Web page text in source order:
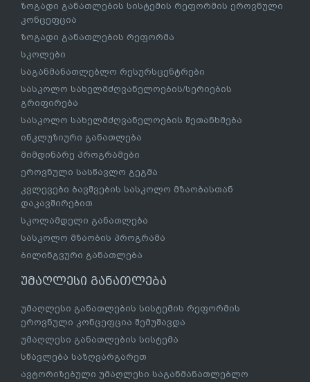
ზოგადი განათლების სისტემის რეფორმის ეროვნული
კონცეფცია
ზოგადი განათლების რეფორმა
სკოლები
საგანმანათლებლო რესურსცენტრები
სასკოლო სახელმძღვანელოების/სერიების
გრიფირება
სასკოლო სახელმძღვანელოების შეთანხმება
ინკლუზიური განათლება
მიმდინარე პროგრამები
ეროვნული სასწავლო გეგმა
კვლევები ბავშვების სასკოლო მზაობასთან
დაკავშირებით
სკოლამდელი განათლება
სასკოლო მზაობის პროგრამა
ბილინგვური განათლება
უმაღლესი განათლება
უმაღლესი განათლების სისტემის რეფორმის
ეროვნული კონცეფცია შემუშავდა
უმაღლესი განათლების სისტემა
სწავლება საზღვარგარეთ
ავტორიზებული უმაღლესი საგანმანათლებლო